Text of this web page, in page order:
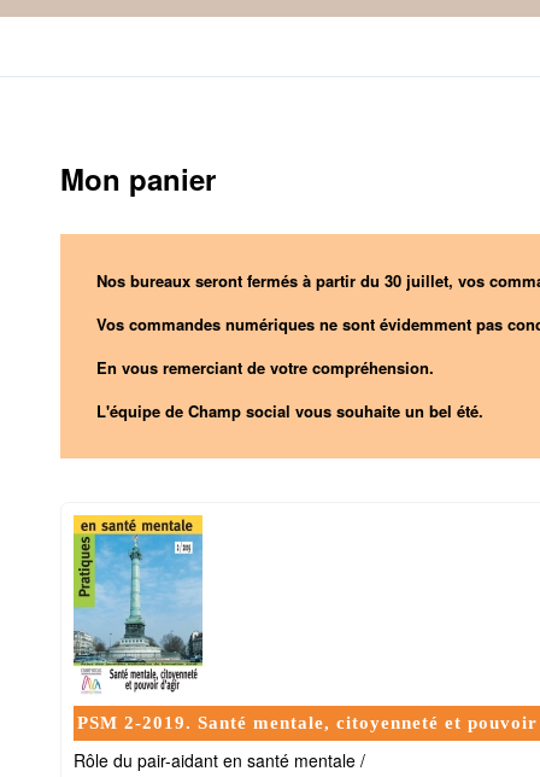
Mon panier
Nos bureaux seront fermés à partir du 30 juillet, vos
Vos commandes numériques ne sont évidemment pas
En vous remerciant de votre compréhension.
L'équipe de Champ social vous souhaite un bel été.
PSM 2-2019. Santé mentale, citoyenneté et
Rôle du pair-aidant en santé mentale /